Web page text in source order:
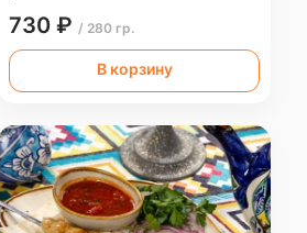
730 ₽ / 280 гр.
В корзину